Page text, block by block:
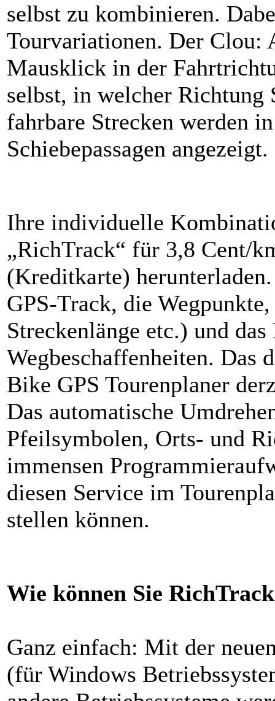
selbst zu kombinieren.
Tourvariationen. Der Clou:
Mausklick in der
selbst, in welcher
fahrbare Strecken werden
Schiebepassagen angezeigt.
Ihre individuelle
„RichTrack“ für 3,8 Cent/
(Kreditkarte)
GPS-Track, die
Streckenlänge etc.) und
Wegbeschaffenheiten. Das
Bike GPS Tourenplaner
Das automatische
Pfeilsymbolen, Orts- und
immensen
diesen Service im
stellen können.
Wie können Sie
Ganz einfach: Mit der
(für Windows